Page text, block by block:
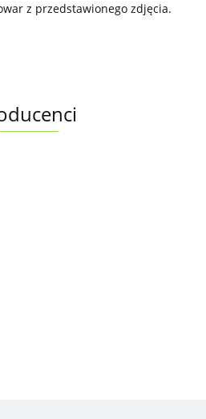
z przedstawionego zdjęcia.